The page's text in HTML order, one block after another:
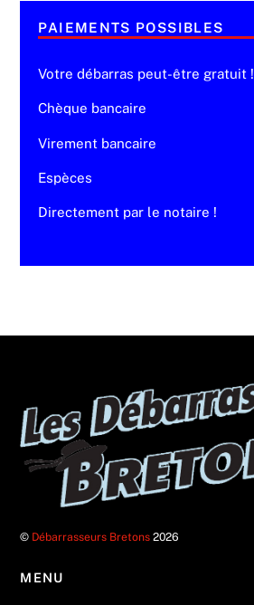
PAIEMENTS POSSIBLES
Votre débarras peut-être gratuit !
Chèque bancaire
Virement bancaire
Espèces
Directement par le notaire !
© Débarrasseurs Bretons 2026
MENU